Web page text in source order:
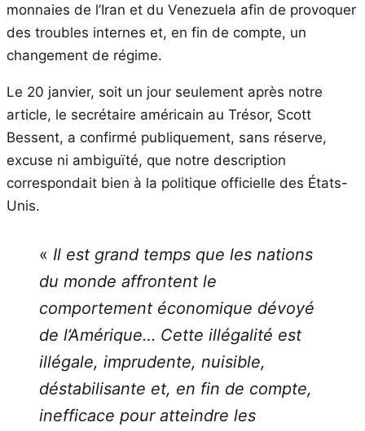
monnaies de l’Iran et du Venezuela afin de provoquer
des troubles internes et, en fin de compte, un
changement de régime.
Le 20 janvier, soit un jour seulement après notre
article, le secrétaire américain au Trésor, Scott
Bessent, a confirmé publiquement, sans réserve,
excuse ni ambiguïté, que notre description
correspondait bien à la politique officielle des États-
Unis.
« Il est grand temps que les nations
du monde affrontent le
comportement économique dévoyé
de l’Amérique… Cette illégalité est
illégale, imprudente, nuisible,
déstabilisante et, en fin de compte,
inefficace pour atteindre les